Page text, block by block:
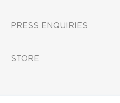
PRESS ENQUIRIES
STORE